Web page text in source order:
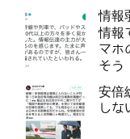
情報
情報
マホ
そう
安倍
しな